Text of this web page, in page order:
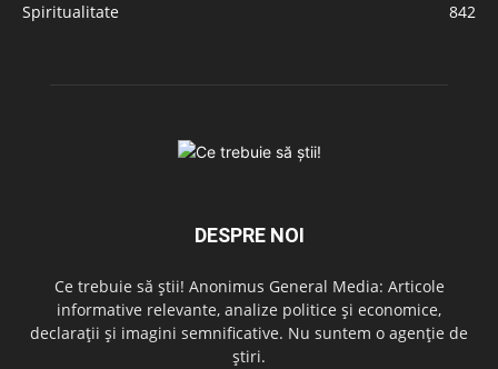
Spiritualitate
842
DESPRE NOI
Ce trebuie să știi! Anonimus General Media: Articole
informative relevante, analize politice și economice,
declarații și imagini semnificative. Nu suntem o agenție de
știri.